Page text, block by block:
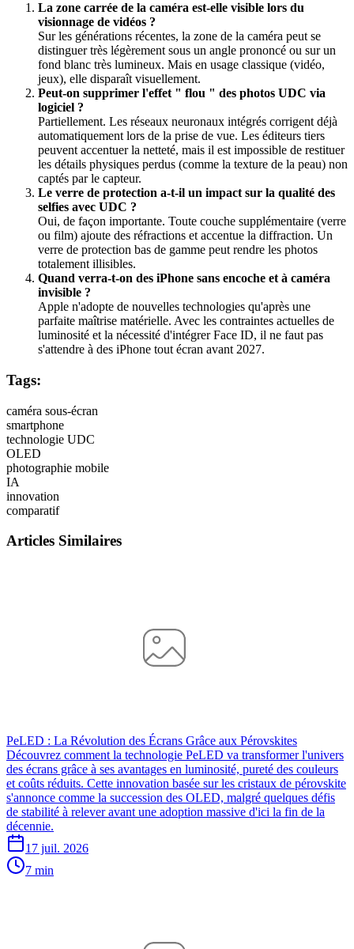
La zone carrée de la caméra est-elle visible lors du
visionnage de vidéos ?
Sur les générations récentes, la zone de la caméra peut se
distinguer très légèrement sous un angle prononcé ou sur un
fond blanc très lumineux. Mais en usage classique (vidéo,
jeux), elle disparaît visuellement.
Peut-on supprimer l'effet " flou " des photos UDC via
logiciel ?
Partiellement. Les réseaux neuronaux intégrés corrigent déjà
automatiquement lors de la prise de vue. Les éditeurs tiers
peuvent accentuer la netteté, mais il est impossible de restituer
les détails physiques perdus (comme la texture de la peau) non
captés par le capteur.
Le verre de protection a-t-il un impact sur la qualité des
selfies avec UDC ?
Oui, de façon importante. Toute couche supplémentaire (verre
ou film) ajoute des réfractions et accentue la diffraction. Un
verre de protection bas de gamme peut rendre les photos
totalement illisibles.
Quand verra-t-on des iPhone sans encoche et à caméra
invisible ?
Apple n'adopte de nouvelles technologies qu'après une
parfaite maîtrise matérielle. Avec les contraintes actuelles de
luminosité et la nécessité d'intégrer Face ID, il ne faut pas
s'attendre à des iPhone tout écran avant 2027.
Tags:
caméra sous-écran
smartphone
technologie UDC
OLED
photographie mobile
IA
innovation
comparatif
Articles Similaires
PeLED : La Révolution des Écrans Grâce aux Pérovskites
Découvrez comment la technologie PeLED va transformer l'univers
des écrans grâce à ses avantages en luminosité, pureté des couleurs
et coûts réduits. Cette innovation basée sur les cristaux de pérovskite
s'annonce comme la succession des OLED, malgré quelques défis
de stabilité à relever avant une adoption massive d'ici la fin de la
décennie.
17 juil. 2026
7 min